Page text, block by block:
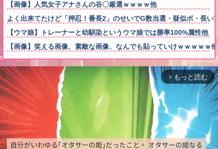
【画像】人気女子アナさんの谷〇厳選ｗｗｗｗ他
よく出来てたけど「押忍！番長2」のせいでG数当選・疑似ボ・長
【ウマ娘】トレーナーと幼馴染というウマ娘では勝率100%属性他
【画像】笑える画像、素敵な画像、なんでも貼っていけｗｗｗｗｗ他
arrow_forward_ios もっと読む